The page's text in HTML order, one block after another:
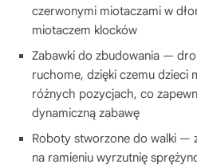
czerwonymi miotaczami w
miotaczem klocków
Zabawki do zbudowania —
ruchome, dzięki czemu dzieci
różnych pozycjach, co
dynamiczną zabawę
Roboty stworzone do walki —
na ramieniu wyrzutnię